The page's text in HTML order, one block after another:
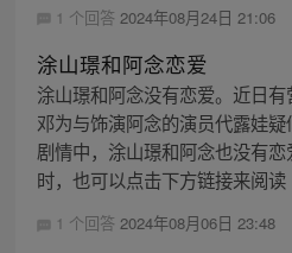
1 个回答 2024年08月24日 21:06
涂山璟和阿念恋爱
涂山璟和阿念没有恋爱。近日
邓为与饰演阿念的演员代露娃
剧情中，涂山璟和阿念也没有
时，也可以点击下方链接来阅
1 个回答 2024年08月06日 23:48